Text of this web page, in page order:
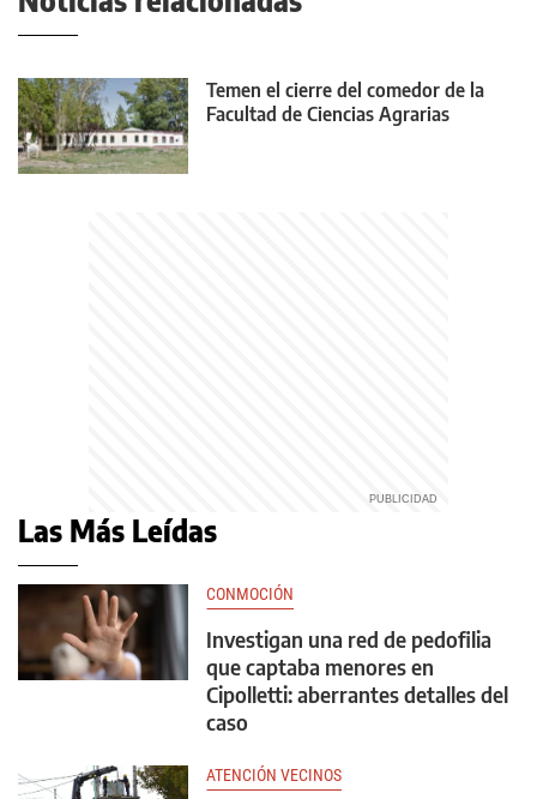
Temen el cierre del comedor de la
Facultad de Ciencias Agrarias
Las Más Leídas
CONMOCIÓN
Investigan una red de pedofilia
que captaba menores en
Cipolletti: aberrantes detalles del
caso
ATENCIÓN VECINOS